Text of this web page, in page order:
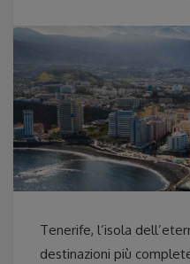
Tenerife, l’isola
destinazioni più